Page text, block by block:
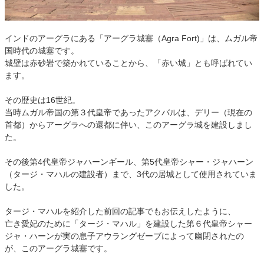
インドのアーグラにある「アーグラ城塞（Agra Fort)」は、ムガル帝
国時代の城塞です。
城壁は赤砂岩で築かれていることから、「赤い城」とも呼ばれてい
ます。
その歴史は16世紀。
当時ムガル帝国の第３代皇帝であったアクバルは、デリー（現在の
首都）からアーグラへの還都に伴い、このアーグラ城を建設しまし
た。
その後第4代皇帝ジャハーンギール、第5代皇帝シャー・ジャハーン
（タージ・マハルの建設者）まで、3代の居城として使用されていま
した。
タージ・マハルを紹介した前回の記事でもお伝えしたように、
亡き愛妃のために「タージ・マハル」を建設した第６代皇帝シャー
ジャ・ハーンが実の息子アウラングゼーブによって幽閉されたの
が、このアーグラ城塞です。